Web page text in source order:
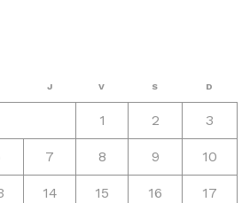
J V S D
1 2 3
7 8 9 10
14 15 16 17